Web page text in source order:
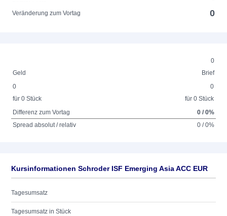
Veränderung zum Vortag 0
0
Geld
Brief
0
für 0 Stück
0
für 0 Stück
Differenz zum Vortag
0 / 0%
Spread absolut / relativ
0 / 0%
Kursinformationen Schroder ISF Emerging Asia ACC EUR
Tagesumsatz
Tagesumsatz in Stück